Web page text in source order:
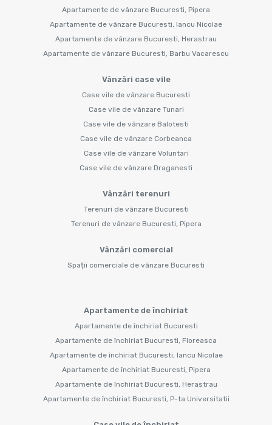
Apartamente de vânzare Bucuresti, Pipera
Apartamente de vânzare Bucuresti, Iancu Nicolae
Apartamente de vânzare Bucuresti, Herastrau
Apartamente de vânzare Bucuresti, Barbu Vacarescu
Vânzări case vile
Case vile de vânzare Bucuresti
Case vile de vânzare Tunari
Case vile de vânzare Balotesti
Case vile de vânzare Corbeanca
Case vile de vânzare Voluntari
Case vile de vânzare Draganesti
Vânzări terenuri
Terenuri de vânzare Bucuresti
Terenuri de vânzare Bucuresti, Pipera
Vânzări comercial
Spații comerciale de vânzare Bucuresti
Apartamente de închiriat
Apartamente de închiriat Bucuresti
Apartamente de închiriat Bucuresti, Floreasca
Apartamente de închiriat Bucuresti, Iancu Nicolae
Apartamente de închiriat Bucuresti, Pipera
Apartamente de închiriat Bucuresti, Herastrau
Apartamente de închiriat Bucuresti, P-ta Universitatii